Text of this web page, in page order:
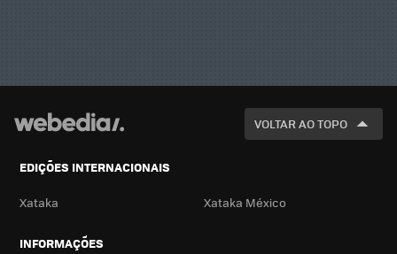
VOLTAR AO TOPO
EDIÇÕES INTERNACIONAIS
Xataka Xataka México
INFORMAÇÕES